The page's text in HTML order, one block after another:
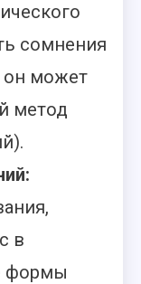
сомнения
он может
метод
в
формы